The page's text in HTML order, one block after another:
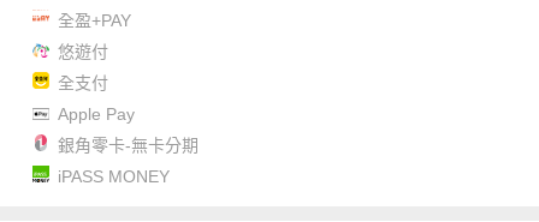
全盈+PAY
悠遊付
全支付
Apple Pay
銀角零卡-無卡分期
iPASS MONEY